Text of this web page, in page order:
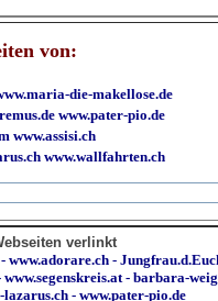
von:
die-makellose.de
www.pater-pio.de
www.assisi.ch
www.wallfahrten.ch
verlinkt
-www.adorare.ch -
www.segenskreis.at-barbara-
lazarus.ch - www.pater-pio.de